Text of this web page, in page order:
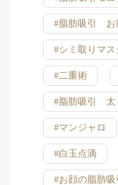
#脂肪吸引 お
#シミ取りマス
#二重術
#脂肪吸引 太
#マンジャロ
#白玉点滴
#お顔の脂肪吸